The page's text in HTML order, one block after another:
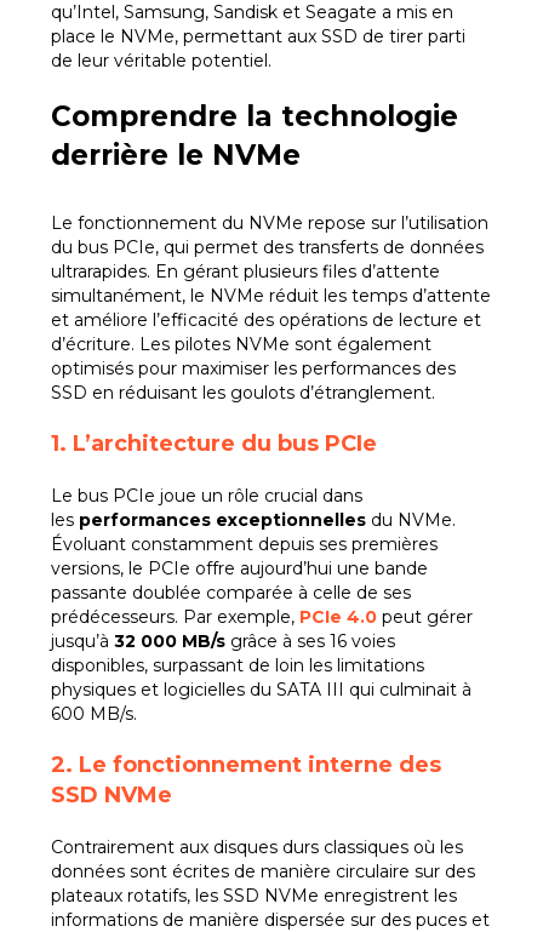
qu’Intel, Samsung, Sandisk et Seagate a mis en
place le NVMe, permettant aux SSD de tirer parti
de leur véritable potentiel.
Comprendre la technologie
derrière le NVMe
Le fonctionnement du NVMe repose sur l’utilisation
du bus PCIe, qui permet des transferts de données
ultrarapides. En gérant plusieurs files d’attente
simultanément, le NVMe réduit les temps d’attente
et améliore l’efficacité des opérations de lecture et
d’écriture. Les pilotes NVMe sont également
optimisés pour maximiser les performances des
SSD en réduisant les goulots d’étranglement.
1. L’architecture du bus PCIe
Le bus PCIe joue un rôle crucial dans
les performances exceptionnelles du NVMe.
Évoluant constamment depuis ses premières
versions, le PCIe offre aujourd’hui une bande
passante doublée comparée à celle de ses
prédécesseurs. Par exemple, PCIe 4.0 peut gérer
jusqu’à32 000 MB/s grâce à ses 16 voies
disponibles, surpassant de loin les limitations
physiques et logicielles du SATA III qui culminait à
600 MB/s.
2. Le fonctionnement interne des
SSD NVMe
Contrairement aux disques durs classiques où les
données sont écrites de manière circulaire sur des
plateaux rotatifs, les SSD NVMe enregistrent les
informations de manière dispersée sur des puces et